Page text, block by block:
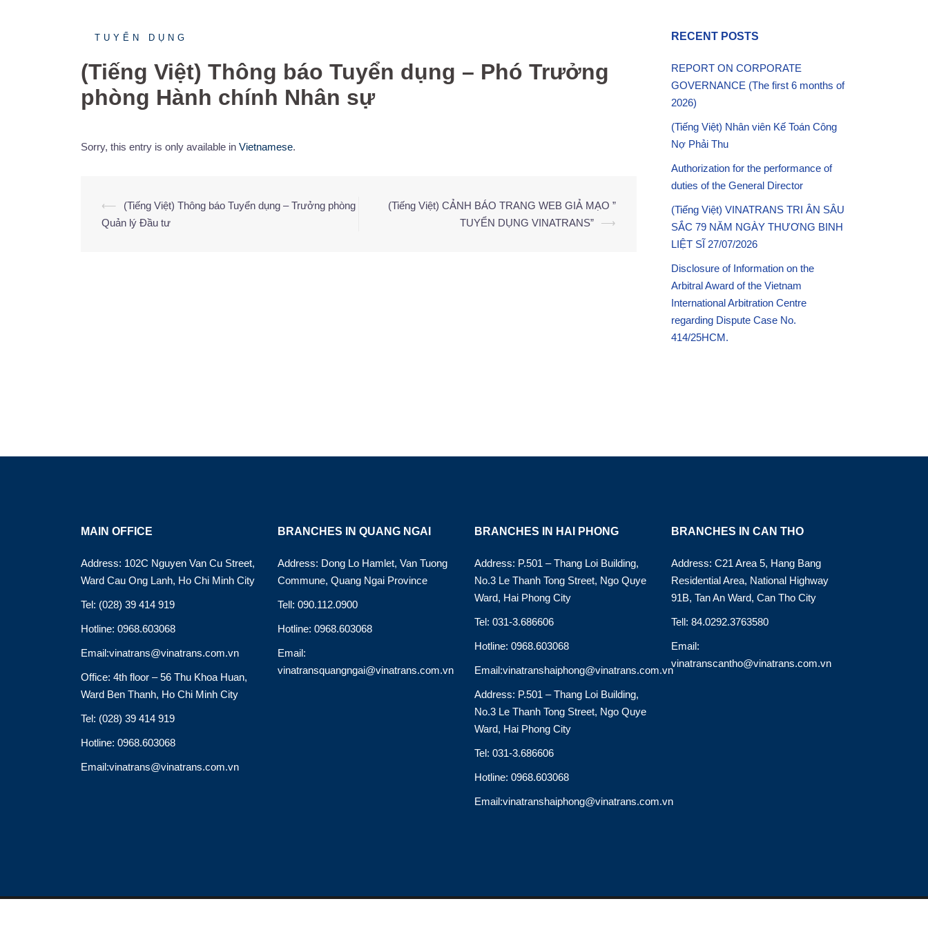
TUYỂN DỤNG
(Tiếng Việt) Thông báo Tuyển dụng – Phó Trưởng
phòng Hành chính Nhân sự
Sorry, this entry is only available in Vietnamese.
Post
⟵
(Tiếng Việt) Thông báo Tuyển dụng – Trưởng phòng
Quản lý Đầu tư
(Tiếng Việt) CẢNH BÁO TRANG WEB GIẢ MẠO ”
TUYỂN DỤNG VINATRANS”
⟶
RECENT POSTS
REPORT ON CORPORATE
GOVERNANCE (The first 6 months of
2026)
(Tiếng Việt) Nhân viên Kế Toán Công
Nợ Phải Thu
Authorization for the performance of
duties of the General Director
(Tiếng Việt) VINATRANS TRI ÂN SÂU
SẮC 79 NĂM NGÀY THƯƠNG BINH
LIỆT SĨ 27/07/2026
Disclosure of Information on the
Arbitral Award of the Vietnam
International Arbitration Centre
regarding Dispute Case No.
414/25HCM.
MAIN OFFICE
Address: 102C Nguyen Van Cu Street,
Ward Cau Ong Lanh, Ho Chi Minh City
Tel: (028) 39 414 919
Hotline: 0968.603068
Email:vinatrans@vinatrans.com.vn
Office: 4th floor – 56 Thu Khoa Huan,
Ward Ben Thanh, Ho Chi Minh City
Tel: (028) 39 414 919
Hotline: 0968.603068
Email:vinatrans@vinatrans.com.vn
BRANCHES IN QUANG NGAI
Address: Dong Lo Hamlet, Van Tuong
Commune, Quang Ngai Province
Tell: 090.112.0900
Hotline: 0968.603068
Email:
vinatransquangngai@vinatrans.com.vn
BRANCHES IN HAI PHONG
Address: P.501 – Thang Loi Building,
No.3 Le Thanh Tong Street, Ngo Quye
Ward, Hai Phong City
Tel: 031-3.686606
Hotline: 0968.603068
Email:vinatranshaiphong@vinatrans.com.vn
Address: P.501 – Thang Loi Building,
No.3 Le Thanh Tong Street, Ngo Quye
Ward, Hai Phong City
Tel: 031-3.686606
Hotline: 0968.603068
Email:vinatranshaiphong@vinatrans.com.vn
BRANCHES IN CAN THO
Address: C21 Area 5, Hang Bang
Residential Area, National Highway
91B, Tan An Ward, Can Tho City
Tell: 84.0292.3763580
Email:
vinatranscantho@vinatrans.com.vn